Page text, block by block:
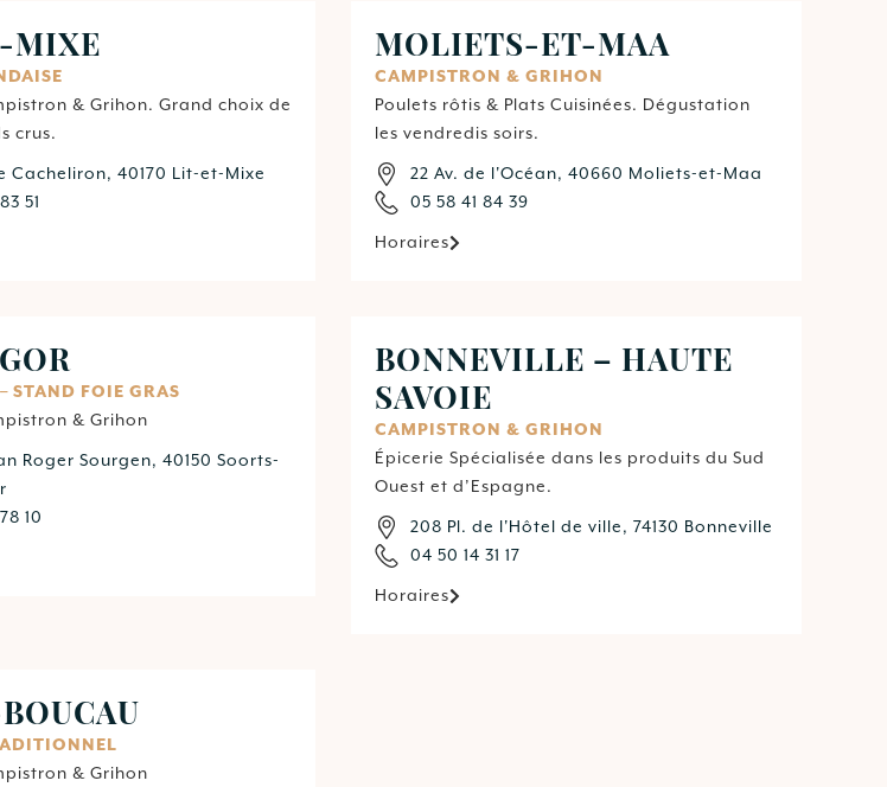
MIXE
& Grihon. Grand choix de
crus.
Cacheliron, 40170 Lit-et-Mixe
51
MOLIETS-ET-MAA
CAMPISTRON & GRIHON
Poulets rôtis & Plats Cuisinées. Dégustation
les vendredis soirs.
22 Av. de l'Océan, 40660 Moliets-et-Maa
05 58 41 84 39
Horaires
STAND FOIE GRAS
& Grihon
Roger Sourgen, 40150 Soorts-
10
BONNEVILLE – HAUTE
SAVOIE
CAMPISTRON & GRIHON
Épicerie Spécialisée dans les produits du Sud
Ouest et d’Espagne.
208 Pl. de l'Hôtel de ville, 74130 Bonneville
04 50 14 31 17
Horaires
& Grihon